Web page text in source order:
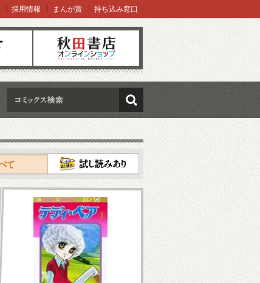
オンラインショップ
採用情報 まんが賞 持ち込み窓口
検索